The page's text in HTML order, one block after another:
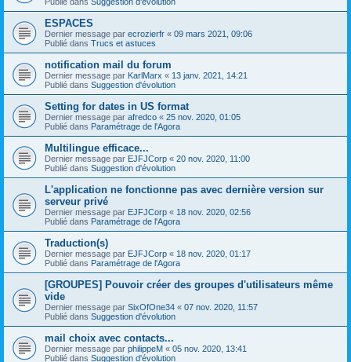
ESPACES
Dernier message par ecrozierfr « 09 mars 2021, 09:06
Publié dans Trucs et astuces
notification mail du forum
Dernier message par KarlMarx « 13 janv. 2021, 14:21
Publié dans Suggestion d'évolution
Setting for dates in US format
Dernier message par afredco « 25 nov. 2020, 01:05
Publié dans Paramétrage de l'Agora
Multilingue efficace...
Dernier message par EJFJCorp « 20 nov. 2020, 11:00
Publié dans Suggestion d'évolution
L'application ne fonctionne pas avec dernière version sur
serveur privé
Dernier message par EJFJCorp « 18 nov. 2020, 02:56
Publié dans Paramétrage de l'Agora
Traduction(s)
Dernier message par EJFJCorp « 18 nov. 2020, 01:17
Publié dans Paramétrage de l'Agora
[GROUPES] Pouvoir créer des groupes d'utilisateurs même
vide
Dernier message par SixOfOne34 « 07 nov. 2020, 11:57
Publié dans Suggestion d'évolution
mail choix avec contacts...
Dernier message par philippeM « 05 nov. 2020, 13:41
Publié dans Suggestion d'évolution